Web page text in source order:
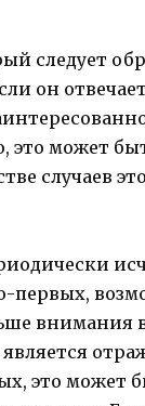
следует
он
это может
случаев это
первых,
является
это может